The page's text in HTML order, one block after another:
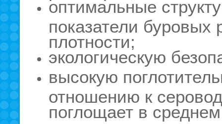
оптимальные
показатели буровых
плотности;
экологическую
высокую
отношению к
поглощает в